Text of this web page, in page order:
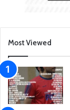
Most Viewed